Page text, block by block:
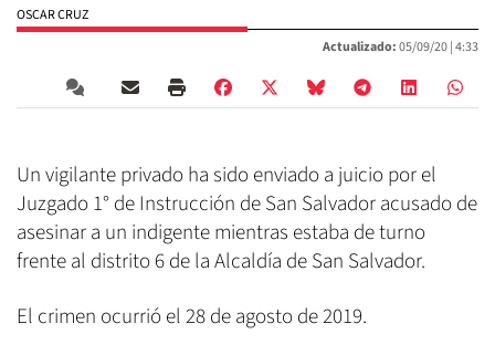
OSCAR CRUZ
Actualizado:05/09/20 |4:33
Un vigilante privado ha sido enviado a juicio por el
Juzgado 1° de Instrucción de San Salvador acusado de
asesinar a un indigente mientras estaba de turno
frente al distrito 6 de la Alcaldía de San Salvador.
El crimen ocurrió el 28 de agosto de 2019.